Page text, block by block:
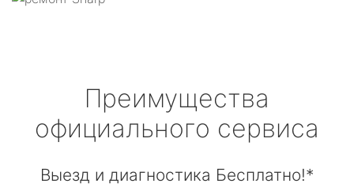
Преимущества
официального сервиса
Выезд и диагностика Бесплатно!*